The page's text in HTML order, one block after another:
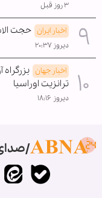
۳ روز قبل
اخبار ایران حجت
دیروز ۲۰:۳۷
اخبار جهان
ترانزیت اوراسیا
دیروز ۱۸:۱۶